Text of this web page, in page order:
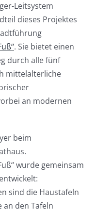
Leitsystem
dieses Projektes
. Sie bietet einen
durch alle fünf
mittelalterliche
an modernen
beim
wurde gemeinsam
sind die Haustafeln
an den Tafeln